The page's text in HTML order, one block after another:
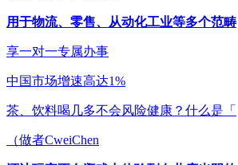
用于物流、零售、从动化工业等多个范畴
享一对一专属办事
中国市场增速高达1%
茶、饮料喝几多不会风险健康？什么是「
（做者CweiChen